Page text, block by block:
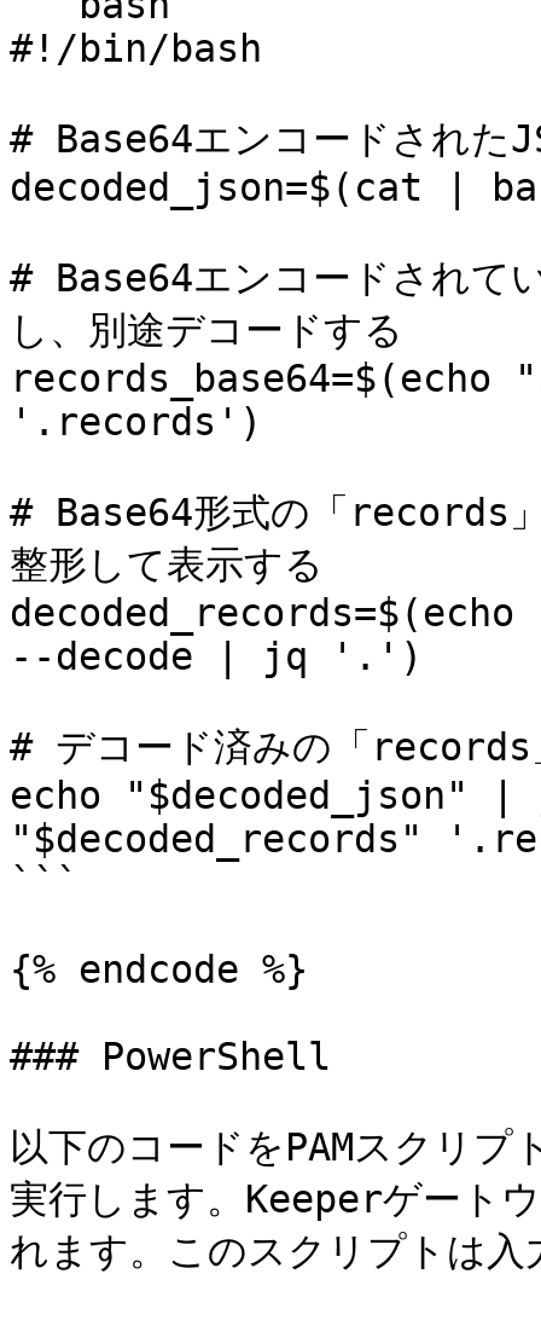
#!/bin/bash
# Base64エンコードされた
decoded_json=$(cat |
# Base64エンコードされて
し、別途デコードする
'.records')
# Base64形式の「records」
整形して表示する
--decode | jq '.')
# デコード済みの「records
echo "$decoded_json"
"$decoded_records"
```
{% endcode %}
### PowerShell
以下のコードをPAMスクリ
実行します。Keeperゲート
れます。このスクリプトは